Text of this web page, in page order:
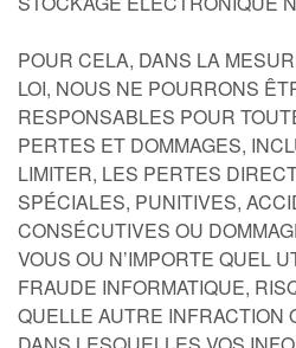
POUR CELA, DANS LA
LOI, NOUS NE POURRONS
RESPONSABLES POUR
PERTES ET DOMMAGES,
LIMITER, LES PERTES
SPÉCIALES, PUNITIVES,
CONSÉCUTIVES OU
VOUS OU N’IMPORTE QUEL
FRAUDE INFORMATIQUE,
QUELLE AUTRE INFRACTION